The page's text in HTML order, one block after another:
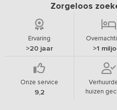
Zorgeloos
Ervaring
>20 jaar >1
Onze service
9,2
huizen